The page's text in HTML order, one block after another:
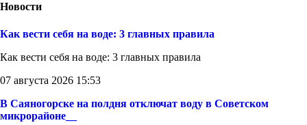
Новости
Как вести себя на воде: 3 главных правила
Как вести себя на воде: 3 главных правила
07 августа 2026 15:53
В Саяногорске на полдня отключат воду в Советском
микрорайоне__